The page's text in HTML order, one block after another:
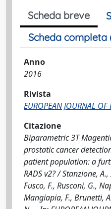
Scheda breve
Scheda completa
Anno
2016
Rivista
EUROPEAN JOURNAL
Citazione
Biparametric 3T
prostatic cancer
patient population: a
RADS v2? / Stanzione,
Fusco, F., Rusconi, G.,
Mangiapia, F., Brunetti,